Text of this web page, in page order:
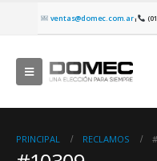
ventas@domec.com.ar|
PRINCIPAL RECLAMOS